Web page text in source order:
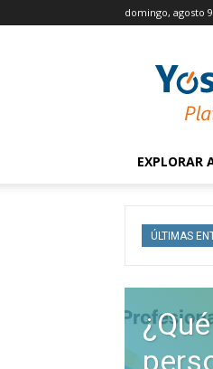
domingo, agosto
EXPLORAR
ÚLTIMAS